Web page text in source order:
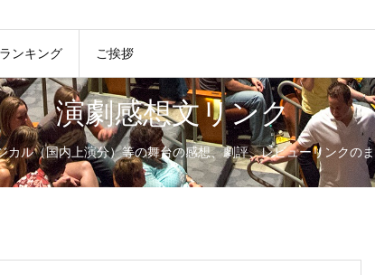
ンキング ご挨拶
演劇感想文リンク
カル（国内上演分）等の舞台の感想、劇評、レビューリンクの